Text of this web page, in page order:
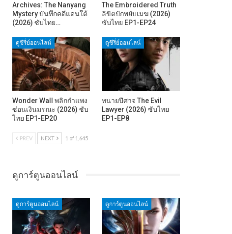
Archives: The Nanyang
Mystery บันทึกคดีแดนใต้
(2026) ซับไทย…
The Embroidered Truth
ลิขิตปักพยับเมฆ (2026)
ซับไทย EP1-EP24
ดูซีรี่ย์ออนไลน์
Wonder Wall พลิกกำแพง
ซ่อนเงินมรณะ (2026) ซับ
ไทย EP1-EP20
ดูซีรี่ย์ออนไลน์
ทนายปีศาจ The Evil
Lawyer (2026) ซับไทย
EP1-EP8
PREV NEXT 1 of 1,645
ดูการ์ตูนออนไลน์
ดูการ์ตูนออนไลน์ ดูการ์ตูนออนไลน์